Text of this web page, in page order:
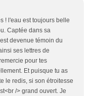
! l'eau est toujours belle
Captée dans sa
devenue témoin du
ses lettres de
pour tes
Et puisque tu as
le redis, si son étroitesse
/> grand ouvert. Je